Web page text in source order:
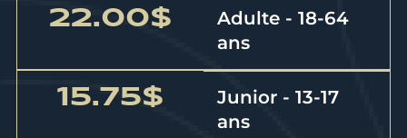
22.00$
Adulte - 18-64
ans
15.75$
Junior - 13-17
ans